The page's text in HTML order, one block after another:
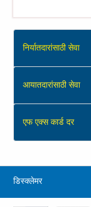
निर्यातदारांसाठी सेवा
आयातदारांसाठी सेवा
एफ एक्‍स कार्ड दर
डिस्क्लेमर